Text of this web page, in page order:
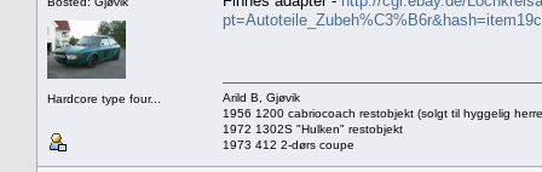
Hardcore type four...
Arild B, Gjøvik
1956 1200 cabriocoach restobjekt (solgt til hyggelig
1972 1302S "Hulken" restobjekt
1973 412 2-dørs coupe